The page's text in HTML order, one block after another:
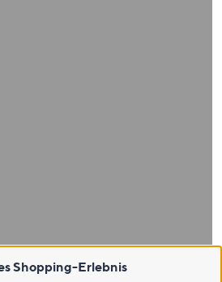
Shopping-Erlebnis